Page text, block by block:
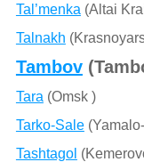
Tal’menka (Altai
Talnakh
Tambov
Tara (Omsk )
Tarko-Sale
Tashtagol